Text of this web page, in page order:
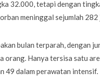
32.000, tetapi dengan
meninggal sejumlah 282
bulan terparah, dengan
orang. Hanya tersisa satu
49 dalam perawatan intensif.